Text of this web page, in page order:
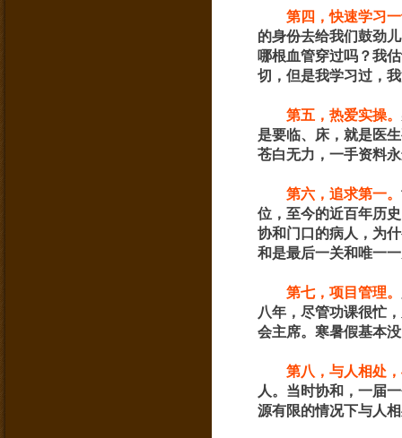
第四，快速学习
的身份去给我们鼓劲
哪根血管穿过吗？我
切，但是我学习过，
第五，热爱实操。
是要临、床，就是医
苍白无力，一手资料
第六，追求第一。
位，至今的近百年历
协和门口的病人，为
和是最后一关和唯一
第七，项目管理。
八年，尽管功课很忙
会主席。寒暑假基本
第八，与人相处
人。当时协和，一届
源有限的情况下与人